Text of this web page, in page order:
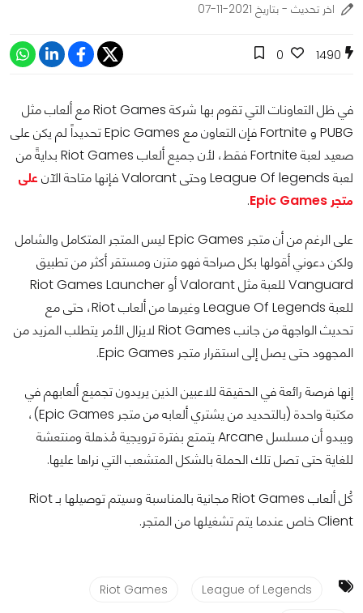
اخر تحديث - بتاريخ 2021-11-07
1490
0
في ظل التعاونات التي تقوم بها شركة Riot Games مع ألعاب مثل
PUBG و Fortnite فإن التعاون مع Epic Games تحديداً لم يكن على
صعيد لعبة Fortnite فقط، لأن جميع ألعاب Riot Games بدايةً من
لعبة League Of legends وحتى Valorant فإنها متاحة الآن
على
متجر Epic Games
.
على الرغم من أن متجر Epic Games ليس المتجر المتكامل والشامل
ولكن دعوني أقولها بكل صراحة فهو متزن ومستقر أكثر من تطبيق
Vanguard للعبة مثل Valorant أو Riot Games Launcher
للعبة League Of Legends وغيرها من ألعاب Riot، حتى مع
تحديث الواجهة من جانب Riot Games لايزال الأمر يتطلب المزيد من
المجهود حتى يصل إلى استقرار متجر Epic Games.
إنها فرصة رائعة في الحقيقة للاعبين الذين يريدون تجميع ألعابهم في
مكتبة واحدة (بالتحديد من يشتري ألعابه من متجر Epic Games)،
ويبدو أن مسلسل Arcane يتمتع بفترة ترويجية مُذهلة ومنتعشة
للغاية حتى تصل تلك الحملة بالشكل المتشعب التي نراها عليها.
كُل ألعاب Riot Games مجانية بالمناسبة وسيتم توصيلها بـ Riot
Client خاص عندما يتم تشغيلها من المتجر.
League of Legends
Riot Games